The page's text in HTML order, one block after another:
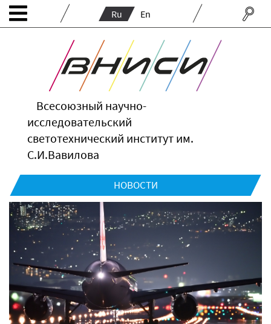
Ru En
Всесоюзный научно-
исследовательский
светотехнический институт им.
С.И.Вавилова
НОВОСТИ